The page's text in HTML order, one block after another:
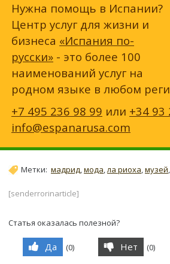
Нужна помощь в Испании?
Центр услуг для жизни и
бизнеса «Испания по-
русски» - это более 100
наименований услуг на
родном языке в любом
+7 495 236 98 99 или +34 93
info@espanarusa.com
Метки: мадрид,мода,ла риоха,музей,
[senderrorinarticle]
Статья оказалась полезной?
Да (0) Нет (0)